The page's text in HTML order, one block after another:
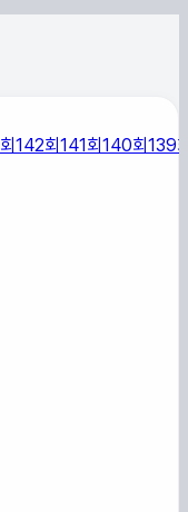
회142회141회140회139